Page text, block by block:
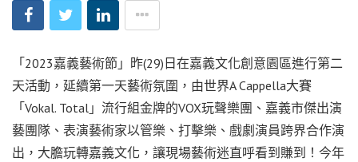
「2023嘉義藝術節」昨(29)日在嘉義文化創意園區進行第二
天活動，延續第一天藝術氛圍，由世界A Cappella大賽
「Vokal. Total」流行組金牌的VOX玩聲樂團、嘉義市傑出演
藝團隊、表演藝術家以管樂、打擊樂、戲劇演員跨界合作演
出，大膽玩轉嘉義文化，讓現場藝術迷直呼看到賺到！今年